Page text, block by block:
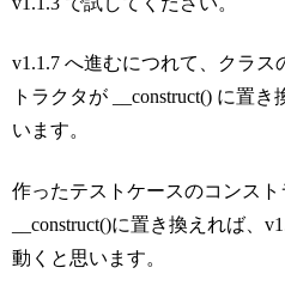
v1.1.7 へ進むにつれて、クラス
トラクタが __construct() に置き
います。
作ったテストケースのコンスト
__construct()に置き換えれば、
動くと思います。